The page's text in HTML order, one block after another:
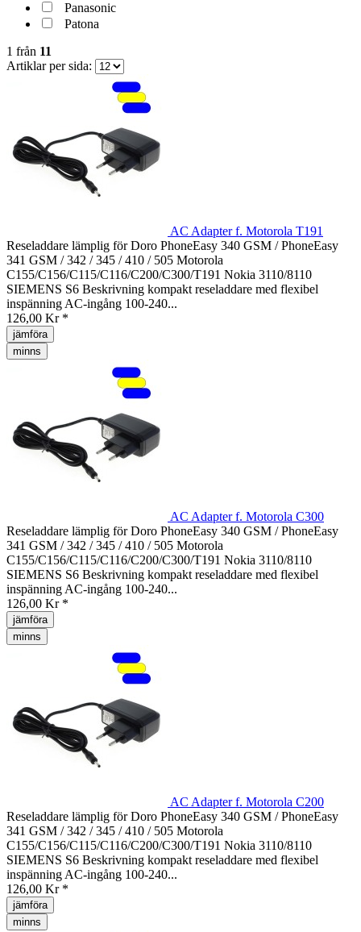
Panasonic
Patona
1 från 11
Artiklar per sida:
AC Adapter f. Motorola T191
Reseladdare lämplig för Doro PhoneEasy 340 GSM / PhoneEasy
341 GSM / 342 / 345 / 410 / 505 Motorola
C155/C156/C115/C116/C200/C300/T191 Nokia 3110/8110
SIEMENS S6 Beskrivning kompakt reseladdare med flexibel
inspänning AC-ingång 100-240...
126,00 Kr *
jämföra
minns
AC Adapter f. Motorola C300
Reseladdare lämplig för Doro PhoneEasy 340 GSM / PhoneEasy
341 GSM / 342 / 345 / 410 / 505 Motorola
C155/C156/C115/C116/C200/C300/T191 Nokia 3110/8110
SIEMENS S6 Beskrivning kompakt reseladdare med flexibel
inspänning AC-ingång 100-240...
126,00 Kr *
jämföra
minns
AC Adapter f. Motorola C200
Reseladdare lämplig för Doro PhoneEasy 340 GSM / PhoneEasy
341 GSM / 342 / 345 / 410 / 505 Motorola
C155/C156/C115/C116/C200/C300/T191 Nokia 3110/8110
SIEMENS S6 Beskrivning kompakt reseladdare med flexibel
inspänning AC-ingång 100-240...
126,00 Kr *
jämföra
minns